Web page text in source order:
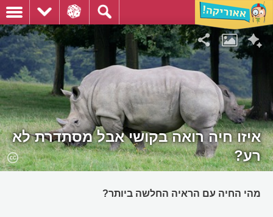
איזו חיה רואה בקושי אבל מסתדרת לא
רע?
מהי החיה עם הראיה החלשה ביותר?